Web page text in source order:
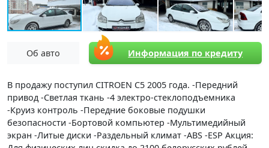
Об авто Информация по кредиту
В продажу поступил CITROEN C5 2005 года. -Передний
привод -Светлая ткань -4 электро-стеклоподъемника
-Круиз контроль -Передние боковые подушки
безопасности -Бортовой компьютер -Мультимедийный
экран -Литые диски -Раздельный климат -ABS -ESP Акция: